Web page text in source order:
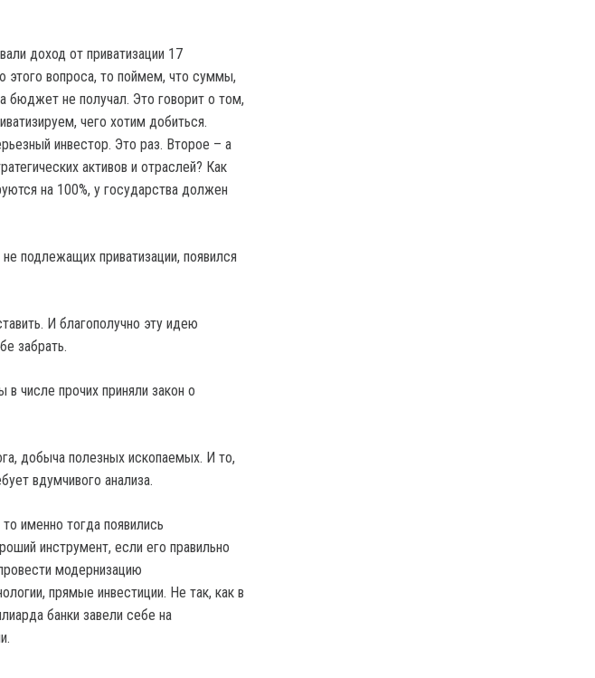
доход от приватизации 17
вопроса, то поймем, что суммы,
бюджет не получал. Это говорит о том,
чего хотим добиться.
инвестор. Это раз. Второе – а
активов и отраслей? Как
на 100%, у государства должен
подлежащих приватизации, появился
И благополучно эту идею
забрать.
числе прочих приняли закон о
добыча полезных ископаемых. И то,
вдумчивого анализа.
именно тогда появились
инструмент, если его правильно
модернизацию
прямые инвестиции. Не так, как в
банки завели себе на